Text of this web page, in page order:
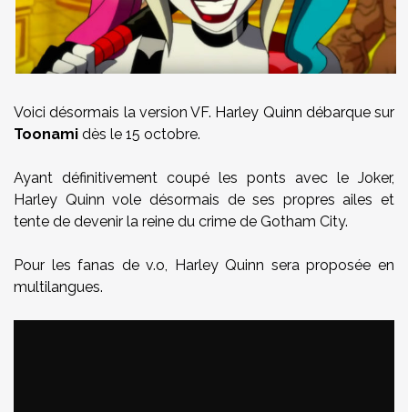
Voici désormais la version VF. Harley Quinn débarque sur
Toonami dès le 15 octobre.
Ayant définitivement coupé les ponts avec le Joker,
Harley Quinn vole désormais de ses propres ailes et
tente de devenir la reine du crime de Gotham City.
Pour les fanas de v.o, Harley Quinn sera proposée en
multilangues.